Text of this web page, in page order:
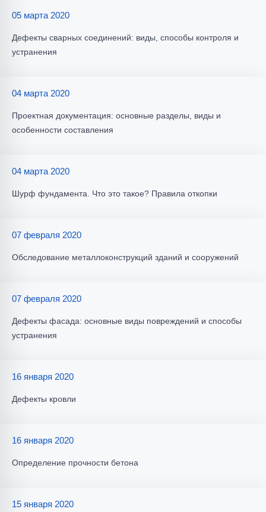
05 марта 2020
Дефекты сварных соединений: виды, способы контроля и
устранения
04 марта 2020
Проектная документация: основные разделы, виды и
особенности составления
04 марта 2020
Шурф фундамента. Что это такое? Правила откопки
07 февраля 2020
Обследование металлоконструкций зданий и сооружений
07 февраля 2020
Дефекты фасада: основные виды повреждений и способы
устранения
16 января 2020
Дефекты кровли
16 января 2020
Определение прочности бетона
15 января 2020